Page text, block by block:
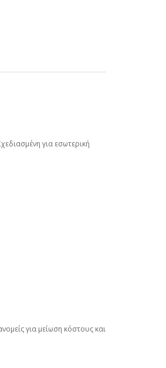
για εσωτερική
για μείωση κόστους και